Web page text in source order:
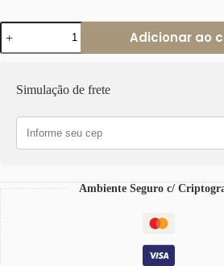
Par
Brincos
Elo
Folha
Ouro
Tarraxa
quantidade
Adicionar ao
Simulação de frete
Ambiente Seguro c/